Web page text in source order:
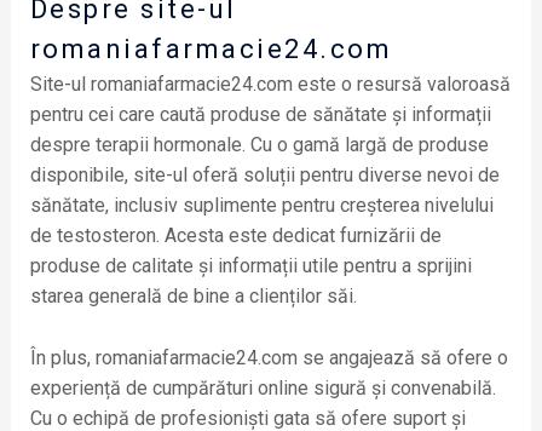
Despre site-ul
romaniafarmacie24.com
Site-ul romaniafarmacie24.com este o resursă valoroasă
pentru cei care caută produse de sănătate și informații
despre terapii hormonale. Cu o gamă largă de produse
disponibile, site-ul oferă soluții pentru diverse nevoi de
sănătate, inclusiv suplimente pentru creșterea nivelului
de testosteron. Acesta este dedicat furnizării de
produse de calitate și informații utile pentru a sprijini
starea generală de bine a clienților săi.
În plus, romaniafarmacie24.com se angajează să ofere o
experiență de cumpărături online sigură și convenabilă.
Cu o echipă de profesioniști gata să ofere suport și